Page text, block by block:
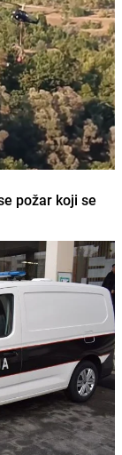
požar koji se